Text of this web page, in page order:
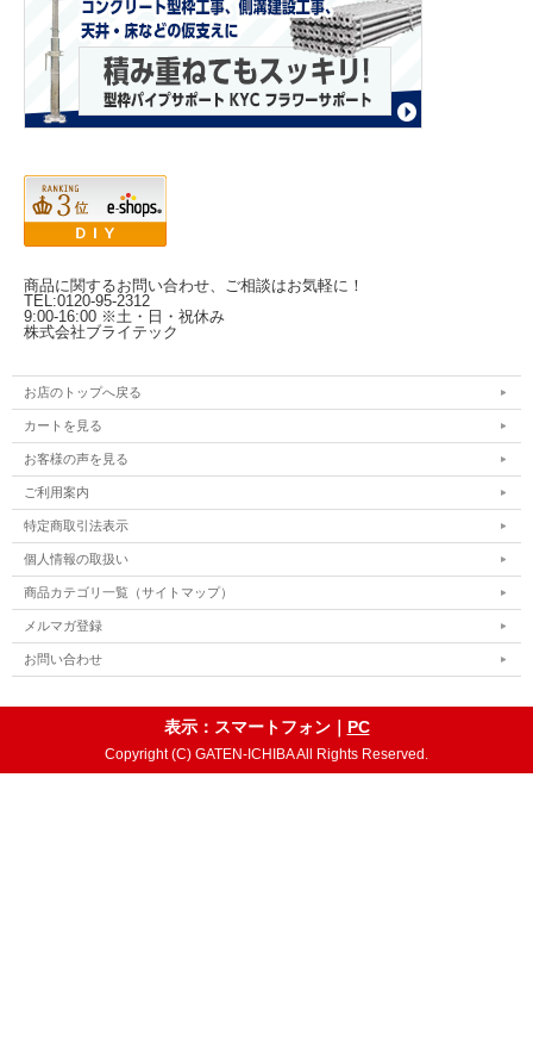
商品に関するお問い合わせ、ご相談はお気軽に！
TEL:0120-95-2312
9:00-16:00 ※土・日・祝休み
株式会社ブライテック
お店のトップへ戻る
カートを見る
お客様の声を見る
ご利用案内
特定商取引法表示
個人情報の取扱い
商品カテゴリ一覧（サイトマップ）
メルマガ登録
お問い合わせ
表示：スマートフォン｜ PC
Copyright (C) GATEN-ICHIBA All Rights Reserved.